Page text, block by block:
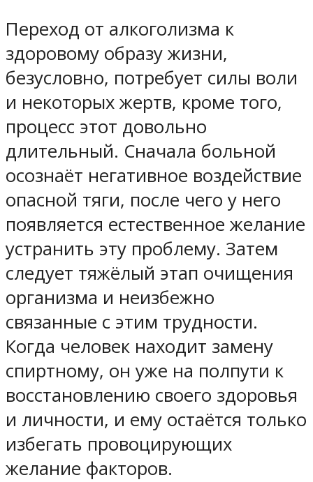
Переход от алкоголизма к
здоровому образу жизни,
безусловно, потребует силы воли
и некоторых жертв, кроме того,
процесс этот довольно
длительный. Сначала больной
осознаёт негативное воздействие
опасной тяги, после чего у него
появляется естественное желание
устранить эту проблему. Затем
следует тяжёлый этап очищения
организма и неизбежно
связанные с этим трудности.
Когда человек находит замену
спиртному, он уже на полпути к
восстановлению своего здоровья
и личности, и ему остаётся только
избегать провоцирующих
желание факторов.